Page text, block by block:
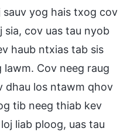
yog hais txog cov
sia, cov uas tau nyob
haub ntxias tab sis
Cov neeg raug
dhau los ntawm qhov
tib neeg thiab kev
liab ploog, uas tau